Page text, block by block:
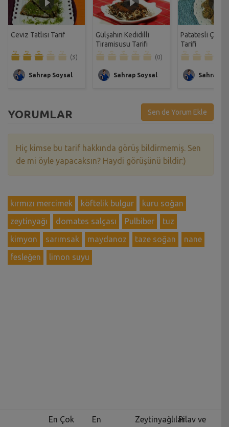
Ceviz Tatlısı Tarif
(3)
Sahrap Soysal
Gülşahın Kedidilli
Tiramisusu Tarifi
(0)
Sahrap Soysal
Patatesli Çıtır
Tarifi
Sahrap
YORUMLAR Sen de Yorum Ekle
Hiç kimse bu tarif hakkında görüş bildirmemiş. Sen
de mi öyle yapacaksın? Haydi görüşünü bildir:)
kırmızı mercimek köftelik bulgur
kuru soğan
zeytinyağı
domates salçası Pulbiber
tuz
kimyon
sarımsak maydanoz taze soğan
nane
fesleğen
limon suyu
En Çok
En
ZeytinyağlılarPilav ve